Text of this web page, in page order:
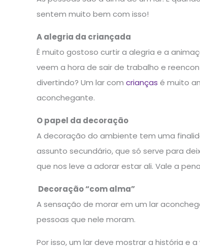
sentem muito bem com isso!
A alegria da criançada
É muito gostoso curtir a alegria e a
veem a hora de sair de trabalho e
divertindo? Um lar com crianças é muito
aconchegante.
O papel da decoração
A decoração do ambiente tem uma
assunto secundário, que só serve para
que nos leve a adorar estar ali. Vale a
Decoração “com alma”
A sensação de morar em um lar
pessoas que nele moram.
Por isso, um lar deve mostrar a história e